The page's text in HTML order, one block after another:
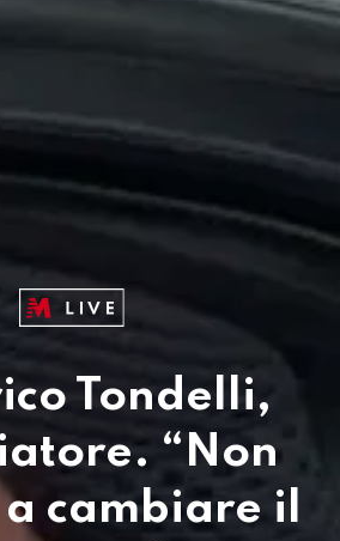
Tondelli,
“Non
cambiare il